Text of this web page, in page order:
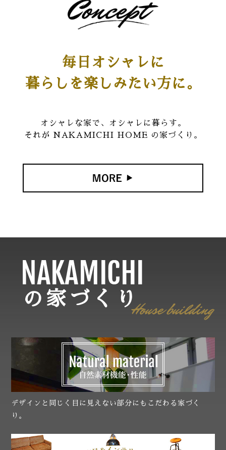
毎日オシャレに
暮らしを楽しみたい方に。
オシャレな家で、オシャレに暮らす。
それが NAKAMICHI HOME の家づくり。
の家づくり
デザインと同じく目に見えない部分にもこだわる家づく
り。